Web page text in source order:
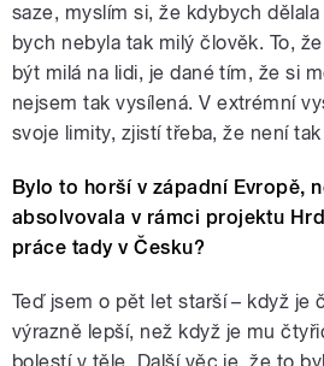
saze, myslím si, že kdybych
bych nebyla tak milý člověk. To,
být milá na lidi, je dané tím, že si
nejsem tak vysílená. V extrémní
svoje limity, zjistí třeba, že není
Bylo to horší v západní Evropě,
absolvovala v rámci projektu
práce tady v Česku?
Teď jsem o pět let starší – když je
výrazně lepší, než když je mu